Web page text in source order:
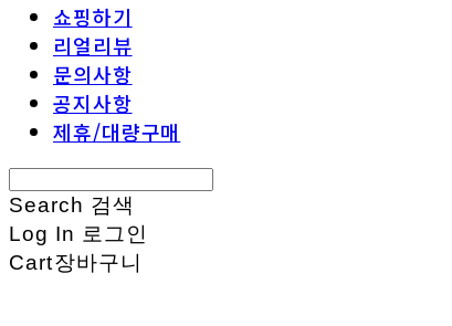
쇼핑하기
리얼리뷰
문의사항
공지사항
제휴/대량구매
Search 검색
Log In 로그인
Cart장바구니